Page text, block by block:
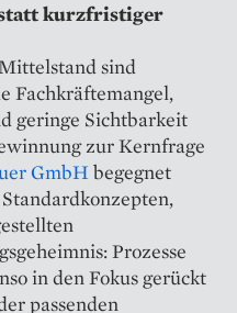
kurzfristiger
sind
Fachkräftemangel,
geringe Sichtbarkeit
zur Kernfrage
GmbH begegnet
Prozesse
in den Fokus gerückt
passenden